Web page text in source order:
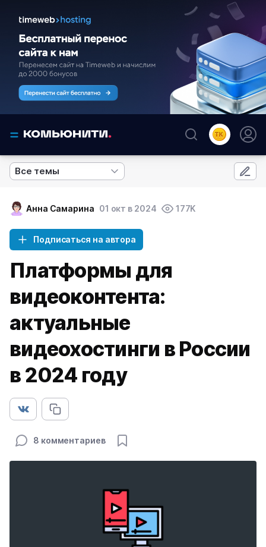
Все темы
Анна Самарина 01 окт в 2024 177K
Подписаться на автора
Платформы для
видеоконтента:
актуальные
видеохостинги в России
в 2024 году
8 комментариев